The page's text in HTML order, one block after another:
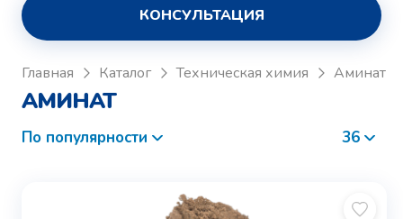
КОНСУЛЬТАЦИЯ
Главная Каталог Техническая химия Аминат
АМИНАТ
По популярности 36